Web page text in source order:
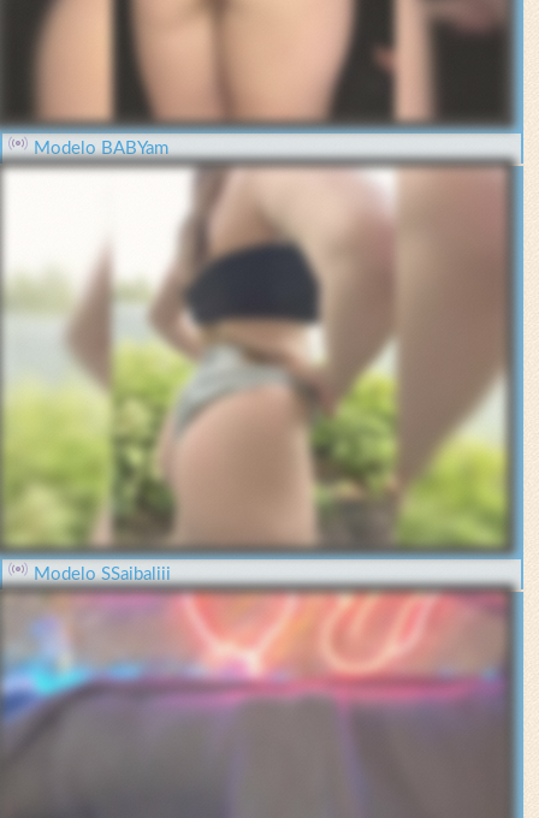
Modelo BABYam
Modelo SSaibaliii